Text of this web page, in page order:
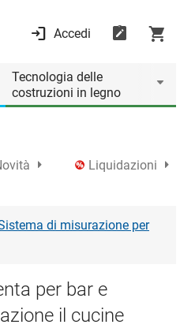
Accedi
Tecnologia delle
costruzioni in legno
Liquidazioni
di misurazione per
per bar e
il cucine